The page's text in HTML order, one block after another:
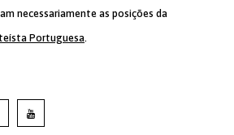
necessariamente as posições da
Portuguesa.